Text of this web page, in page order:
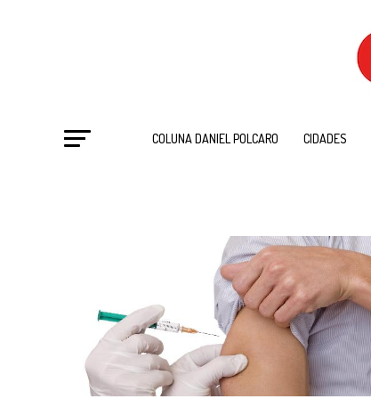
COLUNA DANIEL POLCARO CIDADES